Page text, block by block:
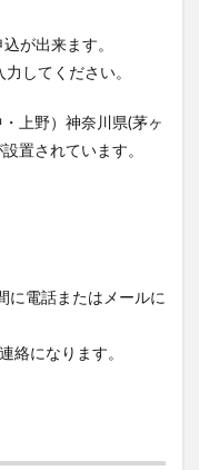
が出来ます。
してください。
上野）神奈川県(茅ヶ
置されています。
に電話またはメールに
絡になります。